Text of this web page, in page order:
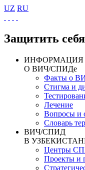
UZ RU
Защитить
ИНФОРМАЦИЯ
О ВИЧ/СПИДе
Факты о
Стигма и
Лечение
Вопросы и
Словарь
ВИЧ/СПИД
В
Центры
Проекты и